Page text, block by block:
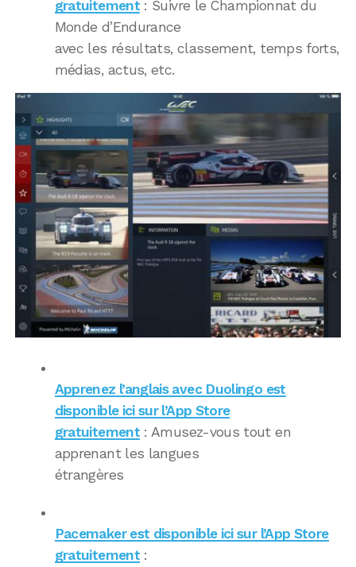
gratuitement: Suivre le Championnat du
Monde d’Endurance
avec les résultats, classement, temps forts,
médias, actus, etc.
Apprenez l’anglais avec Duolingo est
disponible ici sur l’App Store
gratuitement: Amusez-vous tout en
apprenant les langues
étrangères
Pacemaker est disponible ici sur l’App Store
gratuitement: